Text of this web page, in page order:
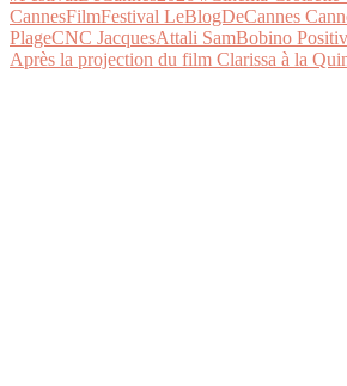
Après la projection du film Clarissa à la